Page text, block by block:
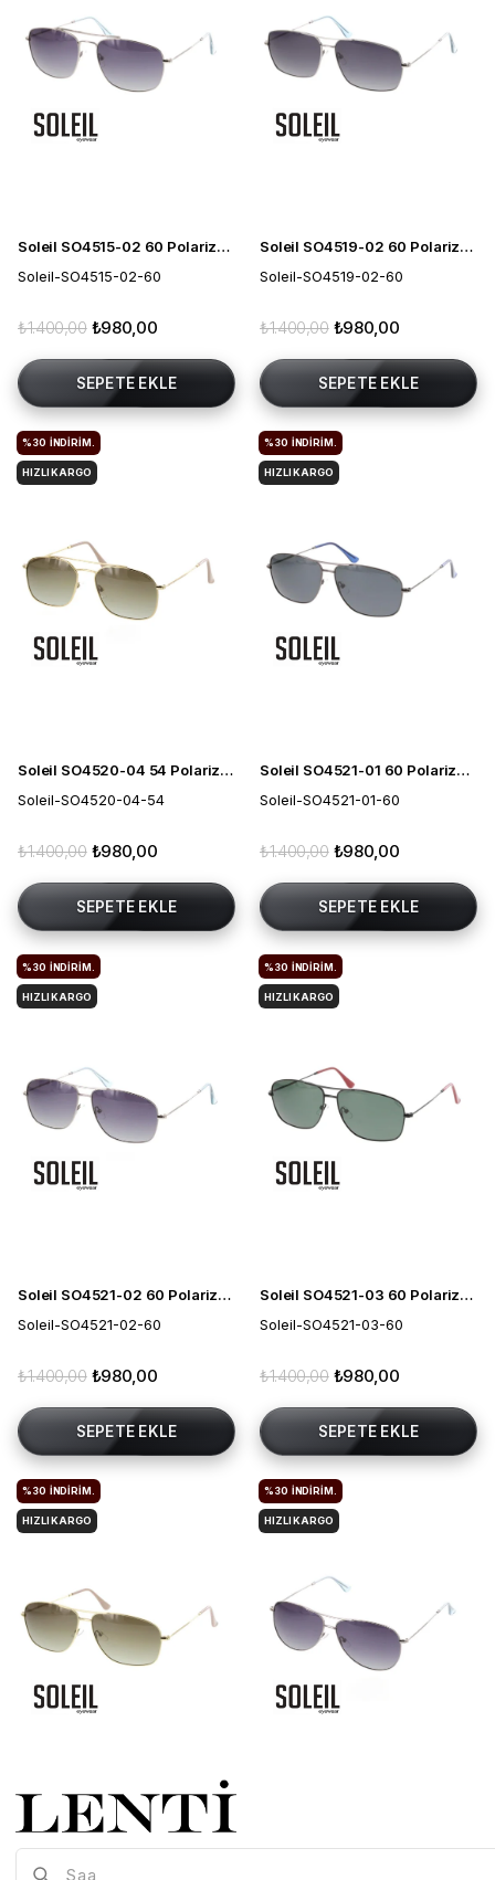
Soleil SO4515-02 60 Polarize Erkek Güneş Gözlüğü
Soleil-SO4515-02-60
₺980,00
₺1.400,00
SEPETE EKLE
Soleil SO4519-02 60 Polarize Erkek Güneş Gözlüğü
Soleil-SO4519-02-60
₺980,00
₺1.400,00
SEPETE EKLE
Soleil SO4520-04 54 Polarize Erkek Güneş Gözlüğü
Soleil-SO4520-04-54
₺980,00
₺1.400,00
SEPETE EKLE
%30 İNDIRIM.
HIZLI KARGO
Soleil SO4521-01 60 Polarize Erkek Güneş Gözlüğü
Soleil-SO4521-01-60
₺980,00
₺1.400,00
SEPETE EKLE
%30 İNDIRIM.
HIZLI KARGO
Soleil SO4521-02 60 Polarize Erkek Güneş Gözlüğü
Soleil-SO4521-02-60
₺980,00
₺1.400,00
SEPETE EKLE
%30 İNDIRIM.
HIZLI KARGO
Soleil SO4521-03 60 Polarize Erkek Güneş Gözlüğü
Soleil-SO4521-03-60
₺980,00
₺1.400,00
SEPETE EKLE
%30 İNDIRIM.
HIZLI KARGO
Soleil-SO4521-04-60
%30 İNDIRIM.
HIZLI KARGO
Soleil-SO4522-02-59
%30 İNDIRIM.
HIZLI KARGO